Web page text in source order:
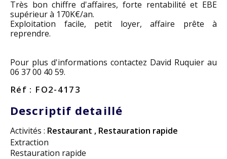
Très bon chiffre d'affaires, forte rentabilité et EBE
supérieur à 170K€/an.
Exploitation facile, petit loyer, affaire prête à
reprendre.
Pour plus d'informations contactez David Ruquier au
06 37 00 40 59.
Réf : FO2-4173
Descriptif detaillé
Activités : Restaurant , Restauration rapide
Extraction
Restauration rapide